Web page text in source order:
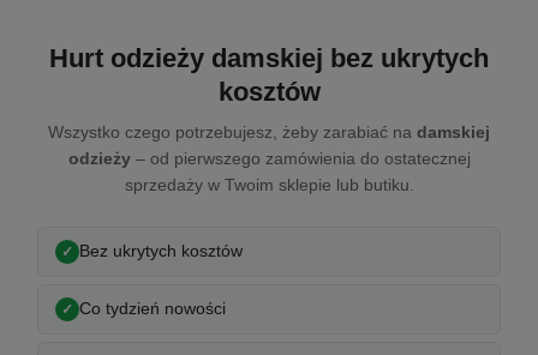
Hurt odzieży damskiej bez ukrytych
kosztów
Wszystko czego potrzebujesz, żeby zarabiać na damskiej
odzieży– od pierwszego zamówienia do ostatecznej
sprzedaży w Twoim sklepie lub butiku.
Bez ukrytych kosztów
Co tydzień nowości